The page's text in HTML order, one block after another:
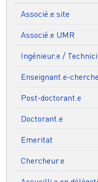
Associé.e site
Associé.e UMR
Ingénieur.e /
Enseignant.e-
Post-doctorant.e
Doctorant.e
Emeritat
Chercheur.e